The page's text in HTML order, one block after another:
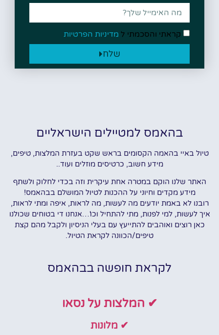
קראתי והסכמתי ל מדיניות הפרטיות
שלח
בהאמס למטיילים הישראליים
טיול באיי בהאמה הקסומים בראש שקט בעזרת המלצות, טיפים,
מידע חשוב, כרטיסים מוזלים ועוד..
האתר שלנו הוקם במטרה אחת עיקרית וזה בכדי לחלוק ולשתף
מידע מקדים וחיוני על ההכנות לטיול המושלם בבהאמס!
רובנו לא באמת יודעים מה לעשות, מה לראות, איפה ומתי לראות,
איך לעשות, למי לפנות, מתי להתחיל וכו'…אנחנו די בטוחים שכולנו
כאן רוצים ואוהבים להתייעץ עם בעלי הניסיון ולקבל מהם קצת
טיפים/הכוונה לקראת הטיול.
לקראת חופשה בבהאמס
✔ המלצות על נסאו
✔ מלונות